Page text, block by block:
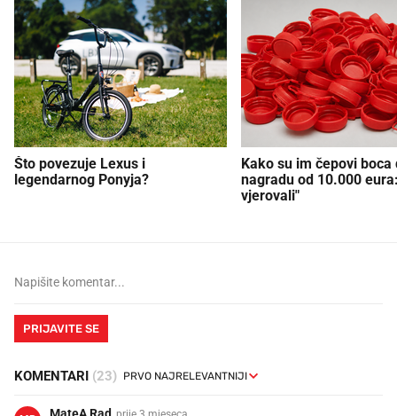
Što povezuje Lexus i
legendarnog Ponyja?
Kako su im čepovi boca
nagradu od 10.000
vjerovali"
PRIJAVITE SE
KOMENTARI (23)
MateA Rad